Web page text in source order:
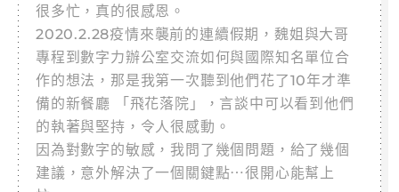
很多忙，真的很感恩。
2020.2.28疫情來襲前的連續假期，魏姐與大哥
專程到數字力辦公室交流如何與國際知名單位合
作的想法，那是我第一次聽到他們花了10年才準
備的新餐廳 「飛花落院」，言談中可以看到他們
的執著與堅持，令人很感動。
因為對數字的敏感，我問了幾個問題，給了幾個
建議，意外解決了一個關鍵點⋯很開心能幫上